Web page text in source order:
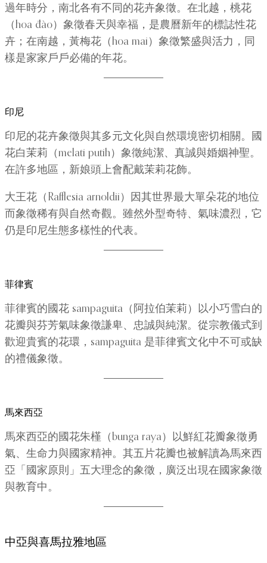
過年時分，南北各有不同的花卉象徵。在北越，桃花
（hoa đào）象徵春天與幸福，是農曆新年的標誌性花
卉；在南越，黃梅花（hoa mai）象徵繁盛與活力，同
樣是家家戶戶必備的年花。
印尼
印尼的花卉象徵與其多元文化與自然環境密切相關。國
花白茉莉（melati putih）象徵純潔、真誠與婚姻神聖。
在許多地區，新娘頭上會配戴茉莉花飾。
大王花（Rafflesia arnoldii）因其世界最大單朵花的地位
而象徵稀有與自然奇觀。雖然外型奇特、氣味濃烈，它
仍是印尼生態多樣性的代表。
菲律賓
菲律賓的國花 sampaguita（阿拉伯茉莉）以小巧雪白的
花瓣與芬芳氣味象徵謙卑、忠誠與純潔。從宗教儀式到
歡迎貴賓的花環，sampaguita 是菲律賓文化中不可或缺
的禮儀象徵。
馬來西亞
馬來西亞的國花朱槿（bunga raya）以鮮紅花瓣象徵勇
氣、生命力與國家精神。其五片花瓣也被解讀為馬來西
亞「國家原則」五大理念的象徵，廣泛出現在國家象徵
與教育中。
中亞與喜馬拉雅地區